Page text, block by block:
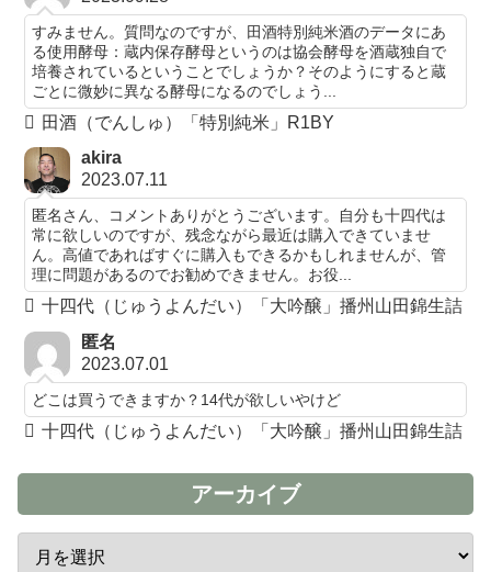
すみません。質問なのですが、田酒特別純米酒のデータにあ
る使用酵母：蔵内保存酵母というのは協会酵母を酒蔵独自で
培養されているということでしょうか？そのようにすると蔵
ごとに微妙に異なる酵母になるのでしょう...
田酒（でんしゅ）「特別純米」R1BY
akira
2023.07.11
匿名さん、コメントありがとうございます。自分も十四代は
常に欲しいのですが、残念ながら最近は購入できていませ
ん。高値であればすぐに購入もできるかもしれませんが、管
理に問題があるのでお勧めできません。お役...
十四代（じゅうよんだい）「大吟醸」播州山田錦生詰
匿名
2023.07.01
どこは買うできますか？14代が欲しいやけど
十四代（じゅうよんだい）「大吟醸」播州山田錦生詰
アーカイブ